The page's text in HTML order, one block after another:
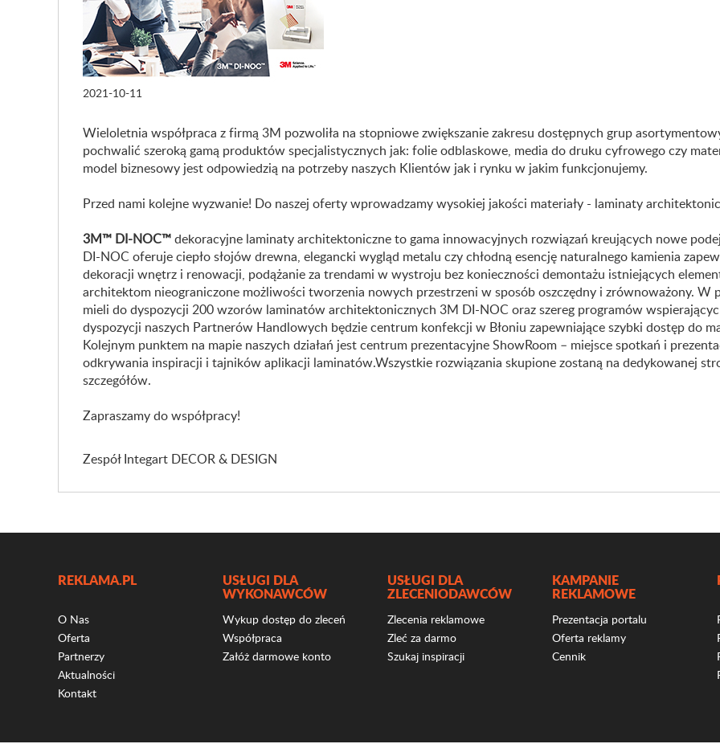
2021-10-11
Wieloletnia współpraca z firmą 3M pozwoliła na stopniowe zwiększanie zakresu dostępnych grup
pochwalić szeroką gamą produktów specjalistycznych jak: folie odblaskowe, media do druku cyfrowego czy
model biznesowy jest odpowiedzią na potrzeby naszych Klientów jak i rynku w jakim funkcjonujemy.
Przed nami kolejne wyzwanie! Do naszej oferty wprowadzamy wysokiej jakości materiały - laminaty
3M™ DI-NOC™dekoracyjne laminaty architektoniczne to gama innowacyjnych rozwiązań kreujących nowe
DI-NOC oferuje ciepło słojów drewna, elegancki wygląd metalu czy chłodną esencję naturalnego kamienia
dekoracji wnętrz i renowacji, podążanie za trendami w wystroju bez konieczności demontażu istniejących
architektom nieograniczone możliwości tworzenia nowych przestrzeni w sposób oszczędny i zrównoważony. W
mieli do dyspozycji 200 wzorów laminatów architektonicznych 3M DI-NOC oraz szereg programów
dyspozycji naszych Partnerów Handlowych będzie centrum konfekcji w Błoniu zapewniające szybki dostęp do
Kolejnym punktem na mapie naszych działań jest centrum prezentacyjne ShowRoom – miejsce spotkań i
odkrywania inspiracji i tajników aplikacji laminatów.Wszystkie rozwiązania skupione zostaną na dedykowanej
szczegółów.
Zapraszamy do współpracy!
Zespół Integart DECOR & DESIGN
REKLAMA.PL
O Nas
Oferta
Partnerzy
Aktualności
Kontakt
USŁUGI DLA
WYKONAWCÓW
Wykup dostęp do zleceń
Współpraca
Załóż darmowe konto
USŁUGI DLA
ZLECENIODAWCÓW
Zlecenia reklamowe
Zleć za darmo
Szukaj inspiracji
KAMPANIE
REKLAMOWE
Prezentacja portalu
Oferta reklamy
Cennik